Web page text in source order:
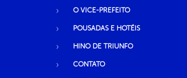
O VICE-PREFEITO
POUSADAS E HOTÉIS
HINO DE TRIUNFO
CONTATO